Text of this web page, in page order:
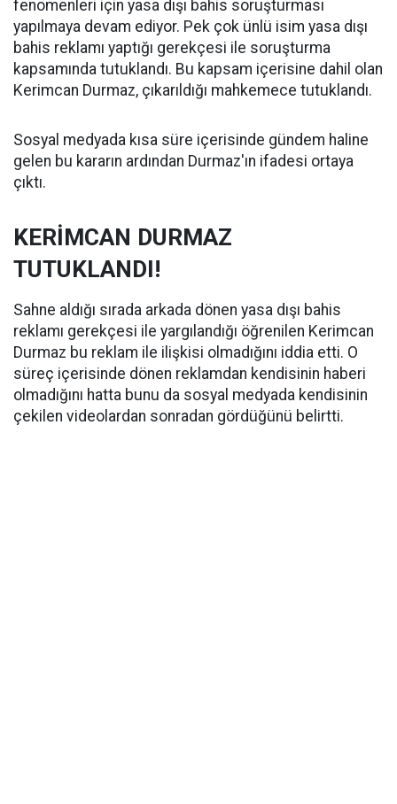
fenomenleri için yasa dışı bahis soruşturması
yapılmaya devam ediyor. Pek çok ünlü isim yasa dışı
bahis reklamı yaptığı gerekçesi ile soruşturma
kapsamında tutuklandı. Bu kapsam içerisine dahil olan
Kerimcan Durmaz, çıkarıldığı mahkemece tutuklandı.
Sosyal medyada kısa süre içerisinde gündem haline
gelen bu kararın ardından Durmaz'ın ifadesi ortaya
çıktı.
KERİMCAN DURMAZ
TUTUKLANDI!
Sahne aldığı sırada arkada dönen yasa dışı bahis
reklamı gerekçesi ile yargılandığı öğrenilen Kerimcan
Durmaz bu reklam ile ilişkisi olmadığını iddia etti. O
süreç içerisinde dönen reklamdan kendisinin haberi
olmadığını hatta bunu da sosyal medyada kendisinin
çekilen videolardan sonradan gördüğünü belirtti.